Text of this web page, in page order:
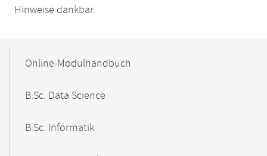
Hinweise dankbar.
NavigationOnline-Modulhandbuch
B.Sc. Data Science
B.Sc. Informatik